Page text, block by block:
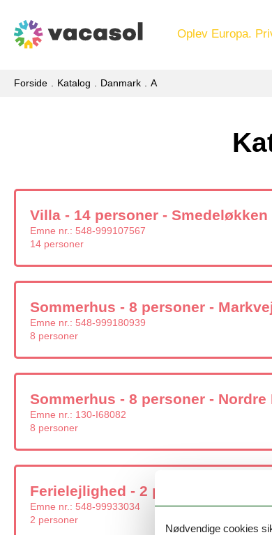
Oplev Europa.
Forside Katalog Danmark A
Villa - 14 personer -
Emne nr.: 548-999107567
14 personer
Sommerhus - 8 personer -
Emne nr.: 548-999180939
8 personer
Sommerhus - 8 personer -
Emne nr.: 130-I68082
8 personer
Ferielejlighed - 2 personer -
Emne nr.: 548-99933034
2 personer
Nødvendige cookies